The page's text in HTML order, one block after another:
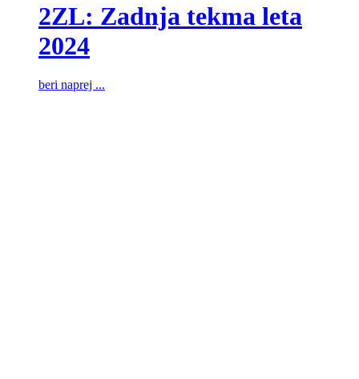
2ZL: Zadnja tekma leta
2024
beri naprej ...